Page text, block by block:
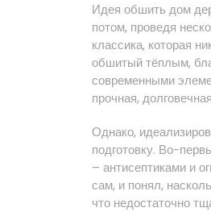
Идея обшить дом
потом, проведя
классика, которая
обшитый тёплым,
современными
прочная,
Однако,
подготовку. Во-
– антисептиками и
сам, и понял,
что недостаточно